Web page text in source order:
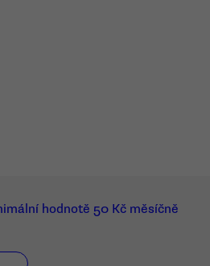
hodnotě 50 Kč měsíčně